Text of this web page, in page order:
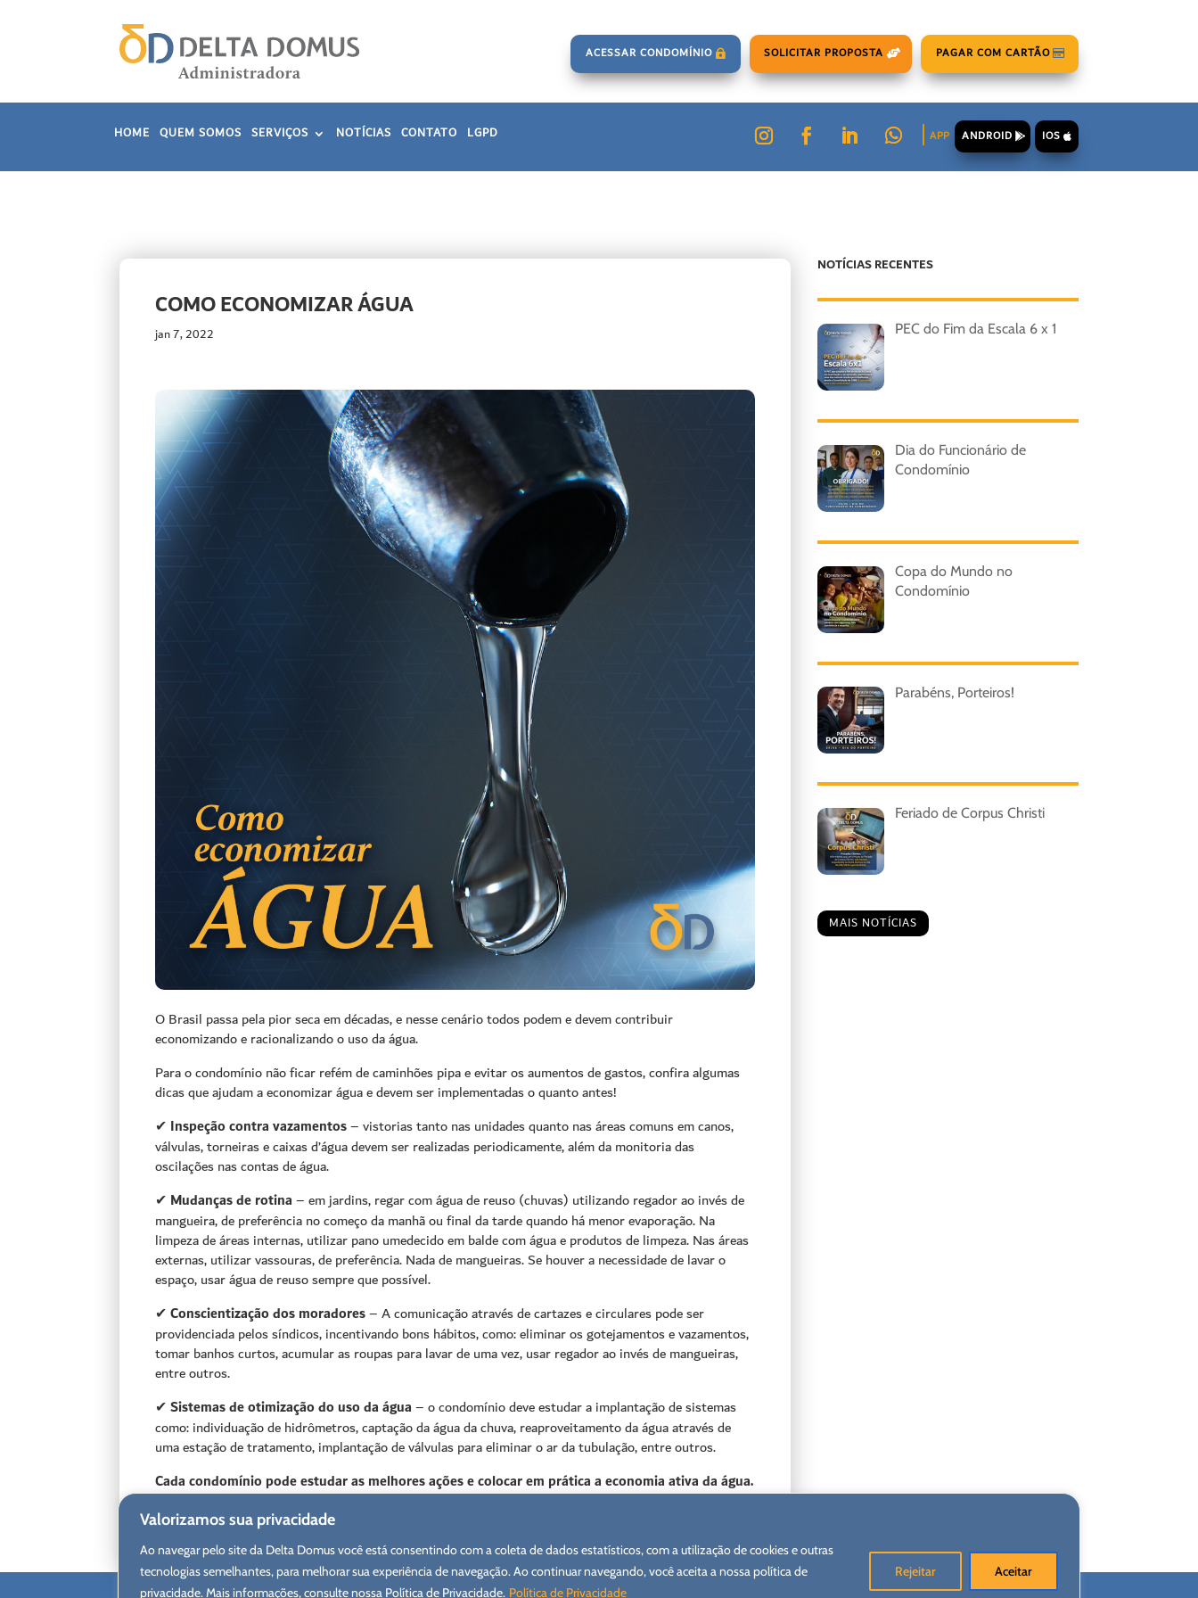
Valorizamos sua privacidade
Ao navegar pelo site da Delta Domus você está consentindo com a coleta de dados estatísticos, com a utilização de cookies e outras
tecnologias semelhantes, para melhorar sua experiência de navegação. Ao continuar navegando, você aceita a nossa política de
privacidade. Mais informações, consulte nossa Política de Privacidade. Política de Privacidade
Rejeitar Aceitar
ACESSAR CONDOMÍNIO SOLICITAR PROPOSTA PAGAR COM CARTÃO
HOME QUEM SOMOS SERVIÇOS NOTÍCIAS CONTATO LGPD APP ANDROID IOS
COMO ECONOMIZAR ÁGUA
jan 7, 2022
O Brasil passa pela pior seca em décadas, e nesse cenário todos podem e devem contribuir
economizando e racionalizando o uso da água.
Para o condomínio não ficar refém de caminhões pipa e evitar os aumentos de gastos, confira algumas
dicas que ajudam a economizar água e devem ser implementadas o quanto antes!
✔ Inspeção contra vazamentos– vistorias tanto nas unidades quanto nas áreas comuns em canos,
válvulas, torneiras e caixas d’água devem ser realizadas periodicamente, além da monitoria das
oscilações nas contas de água.
✔ Mudanças de rotina– em jardins, regar com água de reuso (chuvas) utilizando regador ao invés de
mangueira, de preferência no começo da manhã ou final da tarde quando há menor evaporação. Na
limpeza de áreas internas, utilizar pano umedecido em balde com água e produtos de limpeza. Nas áreas
externas, utilizar vassouras, de preferência. Nada de mangueiras. Se houver a necessidade de lavar o
espaço, usar água de reuso sempre que possível.
✔Conscientização dos moradores– A comunicação através de cartazes e circulares pode ser
providenciada pelos síndicos, incentivando bons hábitos, como: eliminar os gotejamentos e vazamentos,
tomar banhos curtos, acumular as roupas para lavar de uma vez, usar regador ao invés de mangueiras,
entre outros.
✔Sistemas de otimização do uso da água– o condomínio deve estudar a implantação de sistemas
como: individuação de hidrômetros, captação da água da chuva, reaproveitamento da água através de
uma estação de tratamento, implantação de válvulas para eliminar o ar da tubulação, entre outros.
Cada condomínio pode estudar as melhores ações e colocar em prática a economia ativa da água.
Mãos à obra!
NOTÍCIAS RECENTES
PEC do Fim da Escala 6 x 1
Dia do Funcionário de
Condomínio
Copa do Mundo no
Condomínio
Parabéns, Porteiros!
Feriado de Corpus Christi
MAIS NOTÍCIAS
© Delta Domus Administradora | Website by